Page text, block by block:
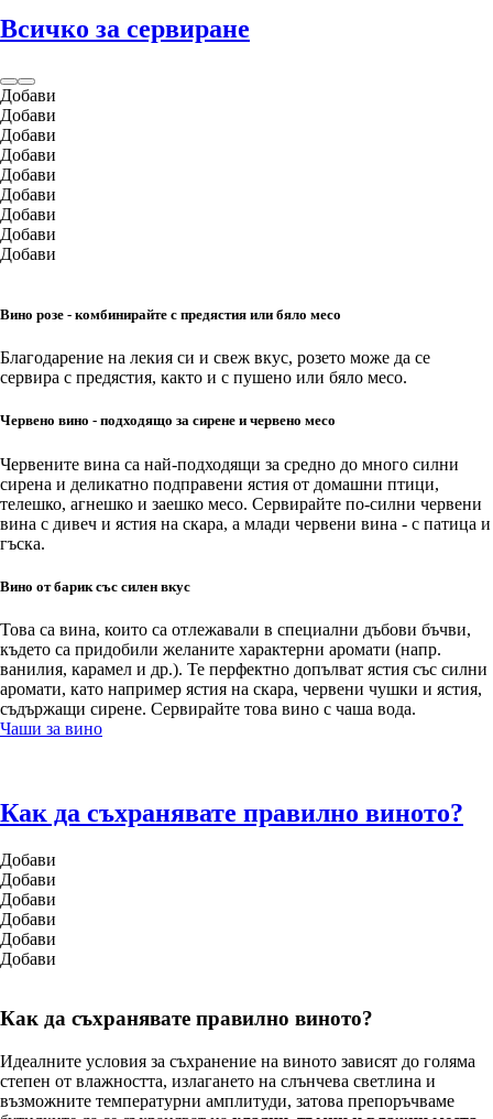
Всичко за сервиране
Добави
Добави
Добави
Добави
Добави
Добави
Добави
Добави
Добави
Вино розе - комбинирайте с предястия или бяло месо
Благодарение на лекия си и свеж вкус, розето може да се
сервира с предястия, както и с пушено или бяло месо.
Червено вино - подходящо за сирене и червено месо
Червените вина са най-подходящи за средно до много силни
сирена и деликатно подправени ястия от домашни птици,
телешко, агнешко и заешко месо. Сервирайте по-силни червени
вина с дивеч и ястия на скара, а млади червени вина - с патица и
гъска.
Вино от барик със силен вкус
Това са вина, които са отлежавали в специални дъбови бъчви,
където са придобили желаните характерни аромати (напр.
ванилия, карамел и др.). Те перфектно допълват ястия със силни
аромати, като например ястия на скара, червени чушки и ястия,
съдържащи сирене. Сервирайте това вино с чаша вода.
Чаши за вино
Как да съхранявате правилно виното?
Добави
Добави
Добави
Добави
Добави
Добави
Как да съхранявате правилно виното?
Идеалните условия за съхранение на виното зависят до голяма
степен от влажността, излагането на слънчева светлина и
възможните температурни амплитуди, затова препоръчваме